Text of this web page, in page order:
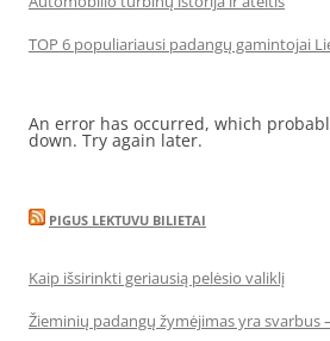
TOP 6 populiariausi padangų gamintojai
An error has occurred, which
down. Try again later.
PIGUS LEKTUVU BILIETAI
Kaip išsirinkti geriausią pelėsio valiklį
Žieminių padangų žymėjimas yra svarbus